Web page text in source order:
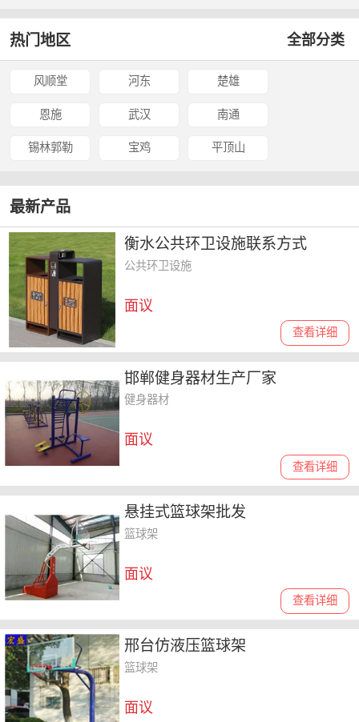
热门地区 全部分类
风顺堂 河东 楚雄
恩施 武汉 南通
锡林郭勒 宝鸡 平顶山
最新产品
衡水公共环卫设施联系方式
公共环卫设施
面议
查看详细
邯郸健身器材生产厂家
健身器材
面议
查看详细
悬挂式篮球架批发
篮球架
面议
查看详细
邢台仿液压篮球架
篮球架
面议